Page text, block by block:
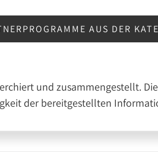
AUS DER
und zusammengestellt.
der bereitgestellten